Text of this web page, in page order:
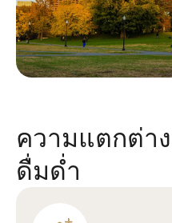
ความแตกต่า
ดื่มด่ำ